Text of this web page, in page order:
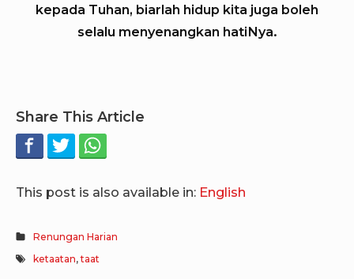
kepada Tuhan, biarlah hidup kita juga boleh
selalu menyenangkan hatiNya.
Share This Article
This post is also available in: English
Renungan Harian
ketaatan,taat